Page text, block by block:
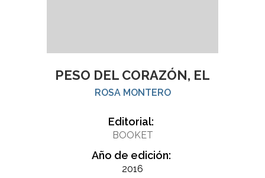
PESO DEL CORAZÓN, EL
ROSA MONTERO
Editorial:
BOOKET
Año de edición:
2016